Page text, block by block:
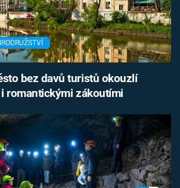
bez davů turistů okouzlí
romantickými zákoutími